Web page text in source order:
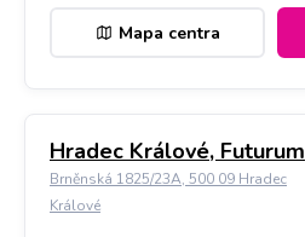
Mapa centra
Hradec Králové, Futurum
Brněnská 1825/23A, 500 09 Hradec
Králové